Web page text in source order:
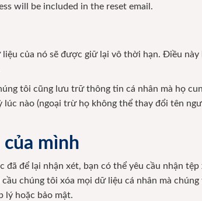
will be included in the reset email.
của nó sẽ được giữ lại vô thời hạn. Điều
tôi cũng lưu trữ thông tin cá nhân mà họ
nào (ngoại trừ họ không thể thay đổi tên
mình
đã để lại nhận xét, bạn có thể yêu cầu nhận
chúng tôi xóa mọi dữ liệu cá nhân mà
lý hoặc bảo mật.